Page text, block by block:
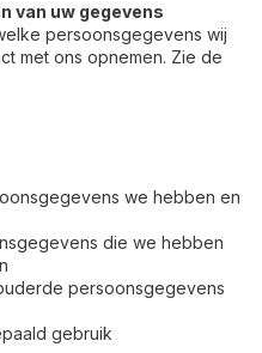
van uw gegevens
persoonsgegevens wij
met ons opnemen. Zie de
we hebben en
die we hebben
persoonsgegevens
gebruik